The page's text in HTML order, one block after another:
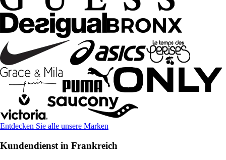
Entdecken Sie alle unsere Marken
Kundendienst in Frankreich